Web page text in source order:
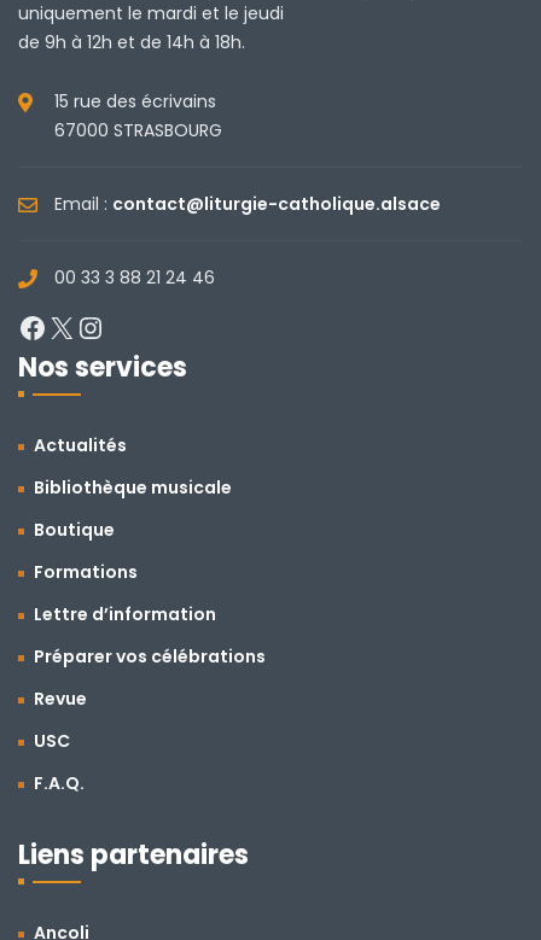
uniquement le mardi et le jeudi
de 9h à 12h et de 14h à 18h.
15 rue des écrivains
67000 STRASBOURG
Email : contact@liturgie-catholique.alsace
00 33 3 88 21 24 46
Facebook
X
Nos services
Actualités
Bibliothèque musicale
Boutique
Formations
Lettre d’information
Préparer vos célébrations
Revue
USC
F.A.Q.
Liens partenaires
Ancoli